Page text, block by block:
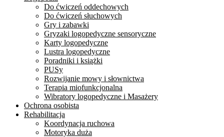
Do ćwiczeń oddechowych
Do ćwiczeń słuchowych
Gry i zabawki
Gryzaki logopedyczne sensoryczne
Karty logopedyczne
Lustra logopedyczne
Poradniki i książki
PUSy
Rozwijanie mowy i słownictwa
Terapia miofunkcjonalna
Wibratory logopedyczne i Masażery
Ochrona osobista
Rehabilitacja
Koordynacja ruchowa
Motoryka duża